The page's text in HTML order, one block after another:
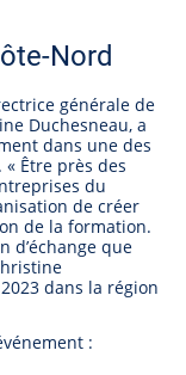
Nord
générale de
Duchesneau, a
dans une des
Être près des
du
de créer
de la formation.
d’échange que
dans la région
: